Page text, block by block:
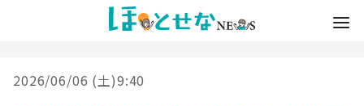
2026/06/06 (土)9:40